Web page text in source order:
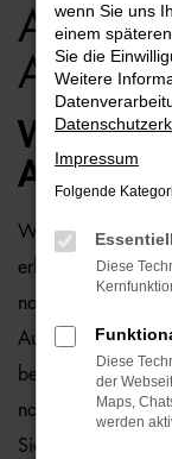
Audi
WIE
A8 FÜR
Wer zu uns und
erhält viele
natürlich auch für
Audi A8
bewährten und
nahezu jedem
Sie bei uns vor Ort
wenn Sie uns
einem
Sie die
Weitere
Impressum
Folgende
Essentiell
Diese
Diese
der
Maps,
werden